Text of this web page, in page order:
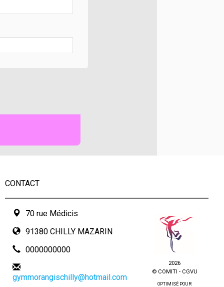
CONTACT
70 rue Médicis
91380 CHILLY MAZARIN
0000000000
gymmorangischilly@hotmail.com
2026
© COMITI - CGVU
OPTIMISÉ POUR